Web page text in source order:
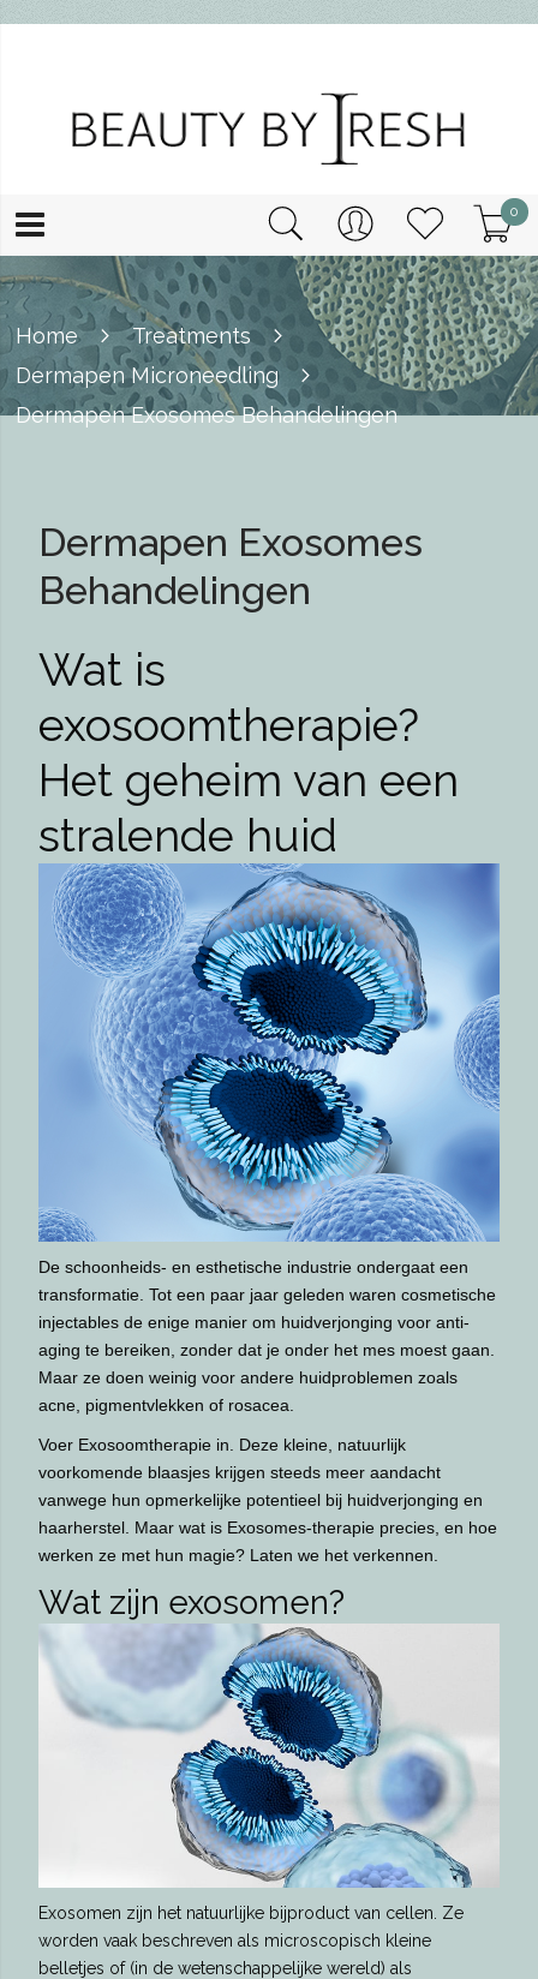
0
Home
Treatments
Dermapen Microneedling
Dermapen Exosomes Behandelingen
Dermapen Exosomes
Behandelingen
Wat is
exosoomtherapie?
Het geheim van een
stralende huid
De schoonheids- en esthetische industrie ondergaat een
transformatie. Tot een paar jaar geleden waren cosmetische
injectables de enige manier om huidverjonging voor anti-
aging te bereiken, zonder dat je onder het mes moest gaan.
Maar ze doen weinig voor andere huidproblemen zoals
acne, pigmentvlekken of rosacea.
Voer Exosoomtherapie in. Deze kleine, natuurlijk
voorkomende blaasjes krijgen steeds meer aandacht
vanwege hun opmerkelijke potentieel bij huidverjonging en
haarherstel. Maar wat is Exosomes-therapie precies, en hoe
werken ze met hun magie? Laten we het verkennen.
Wat zijn exosomen?
Exosomen zijn het natuurlijke bijproduct van cellen. Ze
worden vaak beschreven als microscopisch kleine
belletjes of (in de wetenschappelijke wereld) als